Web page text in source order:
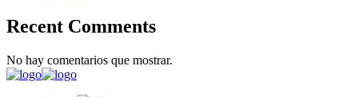
Recent Comments
No hay comentarios que mostrar.